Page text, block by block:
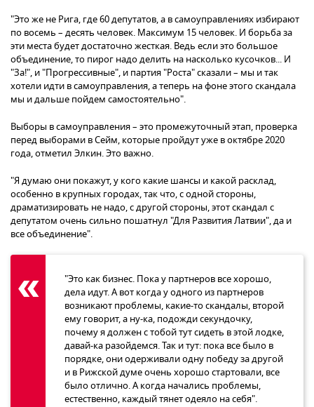
"Это же не Рига, где 60 депутатов, а в самоуправлениях избирают
по восемь – десять человек. Максимум 15 человек. И борьба за
эти места будет достаточно жесткая. Ведь если это большое
объединение, то пирог надо делить на насколько кусочков... И
"За!", и "Прогрессивные", и партия "Роста" сказали – мы и так
хотели идти в самоуправления, а теперь на фоне этого скандала
мы и дальше пойдем самостоятельно".
Выборы в самоуправления – это промежуточный этап, проверка
перед выборами в Сейм, которые пройдут уже в октябре 2020
года, отметил Элкин. Это важно.
"Я думаю они покажут, у кого какие шансы и какой расклад,
особенно в крупных городах, так что, с одной стороны,
драматизировать не надо, с другой стороны, этот скандал с
депутатом очень сильно пошатнул "Для Развития Латвии", да и
все объединение".
"Это как бизнес. Пока у партнеров все хорошо,
дела идут. А вот когда у одного из партнеров
возникают проблемы, какие-то скандалы, второй
ему говорит, а ну-ка, подожди секундочку,
почему я должен с тобой тут сидеть в этой лодке,
давай-ка разойдемся. Так и тут: пока все было в
порядке, они одерживали одну победу за другой
и в Рижской думе очень хорошо стартовали, все
было отлично. А когда начались проблемы,
естественно, каждый тянет одеяло на себя".